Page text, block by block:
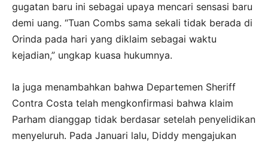
gugatan baru ini sebagai upaya mencari sensasi baru
demi uang. “Tuan Combs sama sekali tidak berada di
Orinda pada hari yang diklaim sebagai waktu
kejadian,” ungkap kuasa hukumnya.
Ia juga menambahkan bahwa Departemen Sheriff
Contra Costa telah mengkonfirmasi bahwa klaim
Parham dianggap tidak berdasar setelah penyelidikan
menyeluruh. Pada Januari lalu, Diddy mengajukan